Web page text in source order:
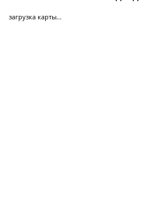
загрузка карты...